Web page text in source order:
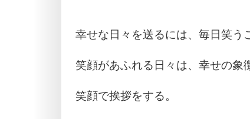
幸せな日々を送るには、毎日笑う
笑顔があふれる日々は、幸せの象
笑顔で挨拶をする。